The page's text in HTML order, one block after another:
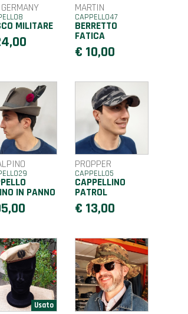
MILITARE
MARTIN
CAPPELLO47
BERRETTO
FATICA
€ 10,00
IN PANNO
PROPPER
CAPPELLO5
CAPPELLINO
PATROL
€ 13,00